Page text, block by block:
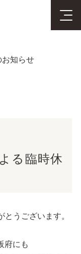
知らせ
る臨時休
うございます。
府にも